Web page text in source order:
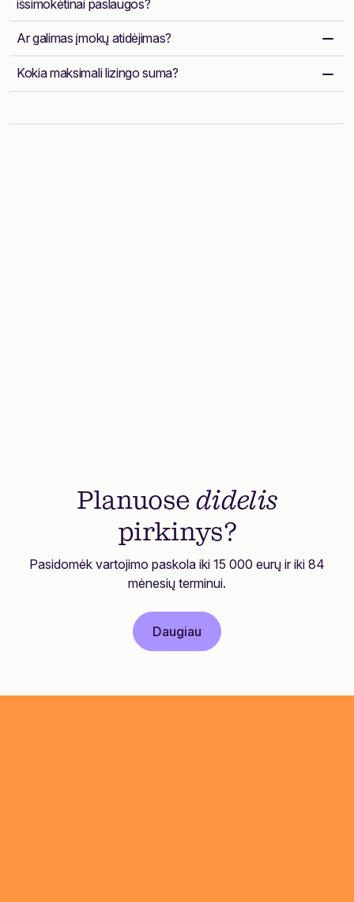
išsimokėtinai paslaugos?
Ar galimas įmokų atidėjimas?
Kokia maksimali lizingo suma?
Planuose didelis
pirkinys?
Pasidomėk vartojimo paskola iki 15 000 eurų ir iki 84
mėnesių terminui.
Daugiau